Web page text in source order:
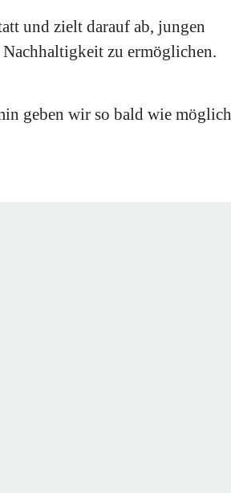
und zielt darauf ab, jungen
zu ermöglichen.
geben wir so bald wie möglich